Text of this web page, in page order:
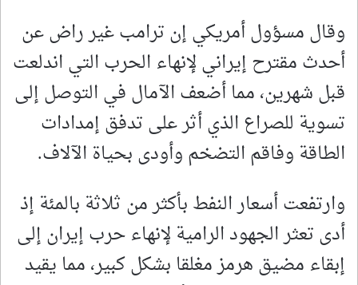
وقال مسؤول أمريكي إن ترامب غير راض عن
أحدث مقترح ‌إيراني لإنهاء الحرب التي اندلعت
قبل ‌شهرين، مما أضعف الآمال في التوصل إلى
تسوية للصراع الذي أثر على تدفق إمدادات
الطاقة وفاقم التضخم وأودى ​بحياة الآلاف.
وارتفعت أسعار ‌النفط بأكثر من ثلاثة ​بالمئة إذ
أدى تعثر الجهود الرامية لإنهاء ⁠حرب إيران إلى
إبقاء مضيق هرمز مغلقا بشكل كبير، مما يقيد